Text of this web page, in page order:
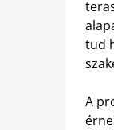
tud
A